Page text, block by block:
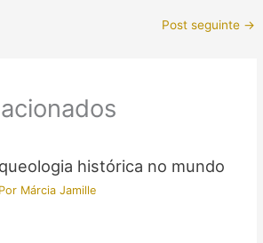
Post seguinte →
histórica no mundo
Márcia Jamille